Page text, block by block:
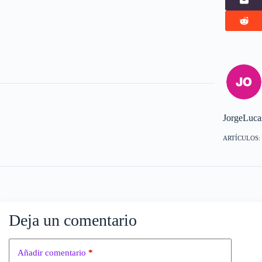
ARTÍCULOS:
Deja un comentario
Añadir comentario *